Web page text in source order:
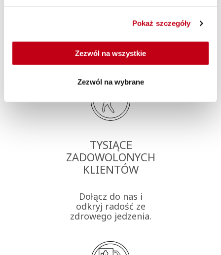
Pokaż szczegóły
Zezwól na wszystkie
Zezwól na wybrane
Dlaczego Maczfit?
TYSIĄCE
ZADOWOLONYCH
KLIENTÓW
Dołącz do nas i
odkryj radość ze
zdrowego jedzenia.